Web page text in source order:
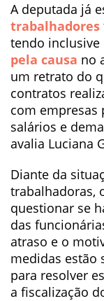
A deputada já
trabalhadores
tendo inclusive
pela causa no
um retrato do
contratos
com empresas
salários e
avalia Luciana
Diante da
trabalhadoras,
questionar se
das
atraso e o
medidas estão
para resolver
a fiscalização